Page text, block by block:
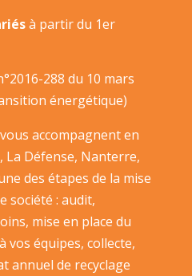
à partir du 1er
288 du 10 mars
énergétique)
accompagnent en
La Défense, Nanterre,
des étapes de la mise
société : audit,
mise en place du
vos équipes, collecte,
annuel de recyclage